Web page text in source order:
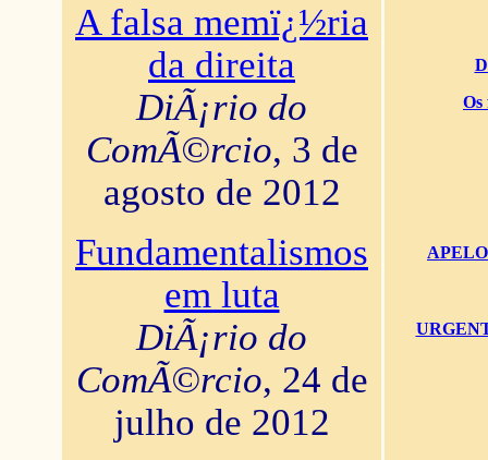
A falsa memï¿½ria
da direita
DiÃ¡rio do
ComÃ©rcio, 3 de
agosto de 2012
Fundamentalismos
em luta
DiÃ¡rio do
ComÃ©rcio, 24 de
julho de 2012
Os